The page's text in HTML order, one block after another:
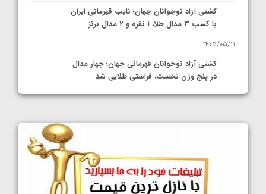
کشتی آزاد نوجوانان جهان؛ نایب قهرمانی ایران
با کسب ۳ مدال طلا، ۱ نقره و ۲ مدال برنز
1405/05/11
کشتی آزاد نوجوانان قهرمانی جهان؛ چهار مدال
در پنج وزن نخست، فراستی طلایی شد
1405/05/11
کشتی آزاد نوجوانان جهان؛ رقبای نمایندگان
ایران مشخص شدند